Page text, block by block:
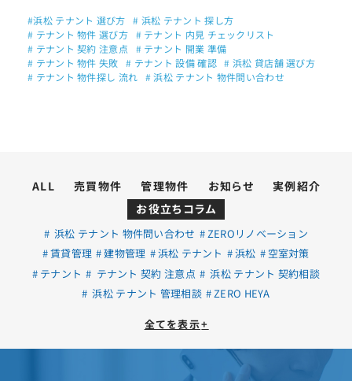
#浜松 テナント 選び方
# 浜松 テナント 探し方
# テナント 物件 選び方 # テナント 内見 チェックリスト
# テナント 契約 注意点
# テナント 開業 準備
# テナント 物件 失敗
# テナント 設備 確認 # 浜松 貸店舗 選び方
# テナント 物件探し 流れ # 浜松 テナント 物件問い合わせ
ALL 売買物件 管理物件 お知らせ
実例紹介
お役立ちコラム
浜松 テナント 物件問い合わせ
ZEROリノベーション
賃貸管理
建物管理 浜松 テナント 浜松
空室対策
テナント
テナント 契約 注意点
浜松 テナント 契約相談
浜松 テナント 管理相談
ZERO HEYA
全てを表示+